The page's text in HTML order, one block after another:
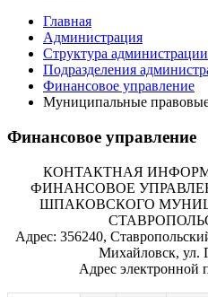
Главная
Администрация
Структура
Подразделения
Финансовое управление
Муниципальные
Финансовое управление
КОНТАКТНАЯ
ФИНАНСОВОЕ
ШПАКОВСКОГО
Адрес: 356240,
Михайловск, ул.
Адрес электронной